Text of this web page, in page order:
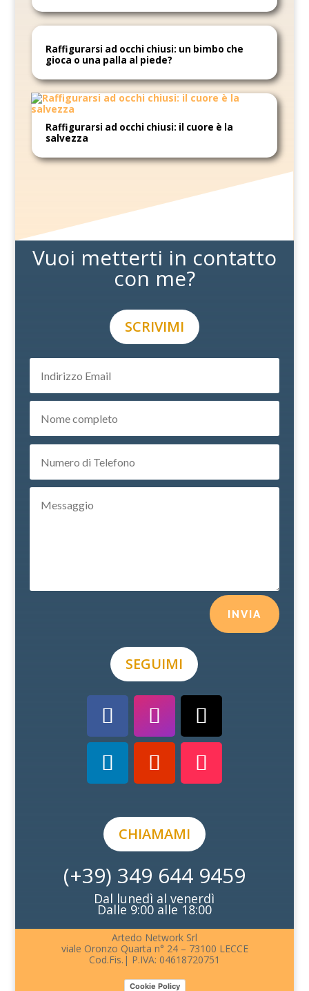
Raffigurarsi ad occhi chiusi: un bimbo che
gioca o una palla al piede?
Raffigurarsi ad occhi chiusi: il cuore è la
salvezza
Vuoi metterti in contatto
con me?
SCRIVIMI
INVIA
SEGUIMI
CHIAMAMI
(+39) 349 644 9459
Dal lunedì al venerdì
Dalle 9:00 alle 18:00
Artedo Network Srl
viale Oronzo Quarta n° 24 – 73100 LECCE
Cod.Fis.| P.IVA: 04618720751
Cookie Policy